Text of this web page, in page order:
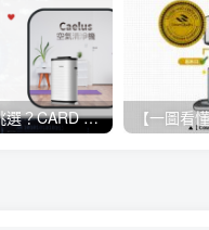
空氣清淨機如何挑選？CARD 數值、濾網、清除項目《懶人包》